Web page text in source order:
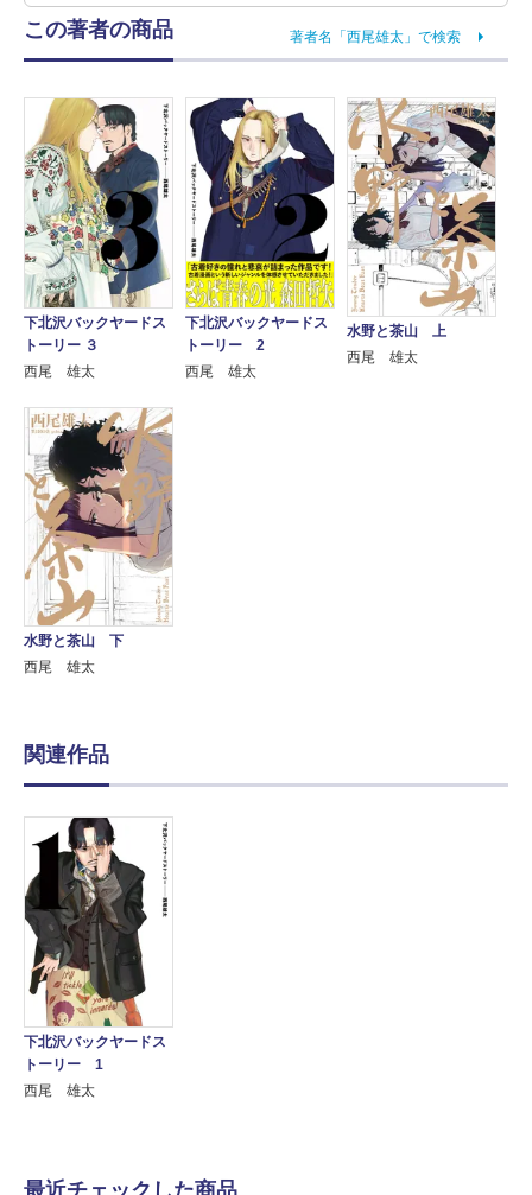
この著者の商品 著者名「西尾雄太」で検索
下北沢バックヤードス
トーリー ３
西尾 雄太
下北沢バックヤードス
トーリー 2
西尾 雄太
水野と茶山 上
西尾 雄太
水野と茶山 下
西尾 雄太
関連作品
下北沢バックヤードス
トーリー 1
西尾 雄太